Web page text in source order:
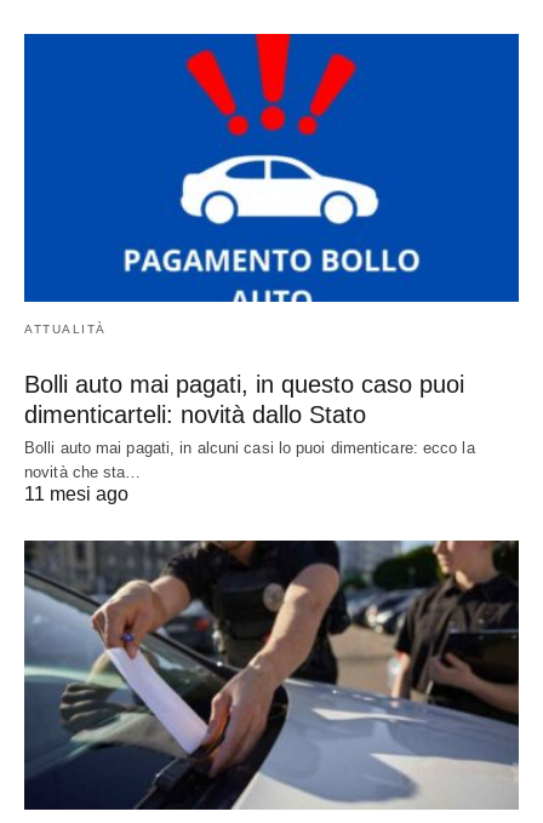
ATTUALITÀ
Bolli auto mai pagati, in questo caso puoi
dimenticarteli: novità dallo Stato
Bolli auto mai pagati, in alcuni casi lo puoi dimenticare: ecco la
novità che sta…
11 mesi ago